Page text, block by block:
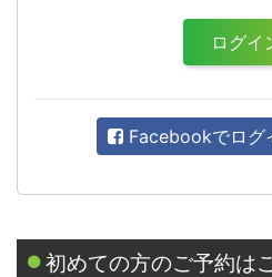
ログイ
Facebookでログ
初めての方のご予約は